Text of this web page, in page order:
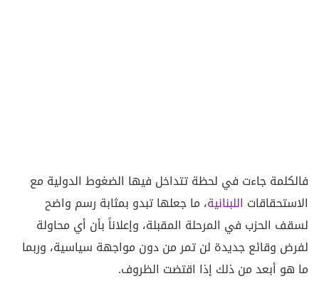
فالكلمة جاءت في لحظة تتداخل فيها الضغوط الدولية مع
الاستحقاقات اللبنانية، ما جعلها تبدو بمثابة رسم واضح
لسقف الحزب في المرحلة المقبلة، وإعلاناً بأن أي محاولة
لفرض وقائع جديدة لن تمر من دون مواجهة سياسية، وربما
ما هو أبعد من ذلك إذا اقتضت الظروف.